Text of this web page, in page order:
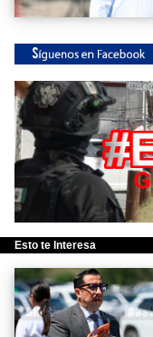
Esto te Interesa